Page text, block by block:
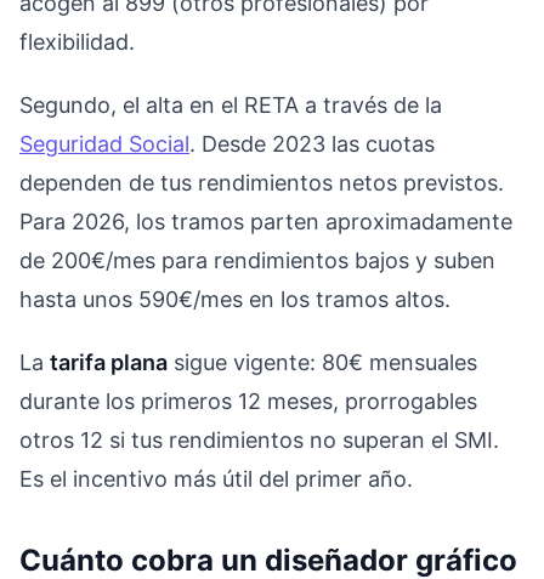
flexibilidad.
Segundo, el alta en el RETA a través de la
Seguridad Social. Desde 2023 las cuotas
dependen de tus rendimientos netos previstos.
Para 2026, los tramos parten aproximadamente
de 200€/mes para rendimientos bajos y suben
hasta unos 590€/mes en los tramos altos.
La tarifa plana sigue vigente: 80€ mensuales
durante los primeros 12 meses, prorrogables
otros 12 si tus rendimientos no superan el SMI.
Es el incentivo más útil del primer año.
Cuánto cobra un diseñador gráfico